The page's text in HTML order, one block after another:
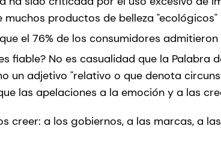
productos de belleza
el 76% de los consumidores
fiable? No es casualidad que la Palabra
un adjetivo "relativo o que denota
las apelaciones a la emoción y a las
creer: a los gobiernos, a las marcas, a